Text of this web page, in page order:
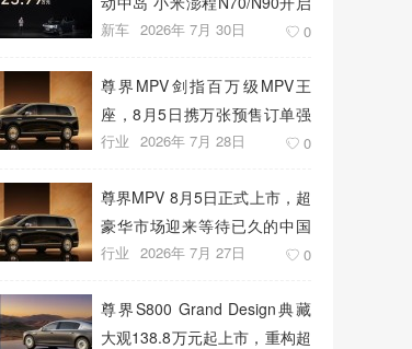
预售
新车 2026年 7月 30日 0
尊界MPV剑指百万级MPV王
座，8月5日携万张预售订单强
势上市
行业 2026年 7月 28日 0
尊界MPV 8月5日正式上市，超
豪华市场迎来等待已久的中国
答案
行业 2026年 7月 27日 0
尊界S800 Grand Design典藏
大观138.8万元起上市，重构超